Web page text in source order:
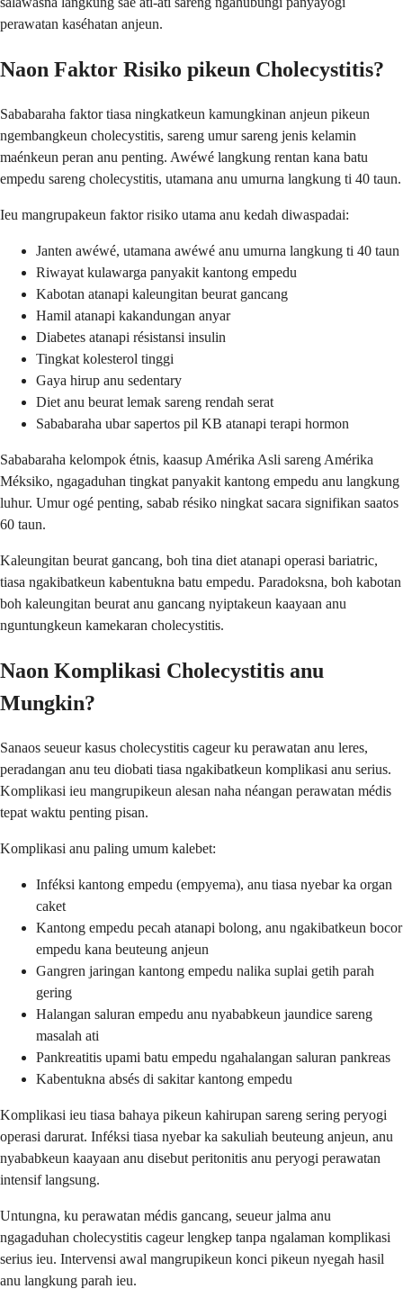
perawatan kaséhatan anjeun.
Naon Faktor Risiko pikeun Cholecystitis?
Sababaraha faktor tiasa ningkatkeun kamungkinan anjeun pikeun
ngembangkeun cholecystitis, sareng umur sareng jenis kelamin
maénkeun peran anu penting. Awéwé langkung rentan kana batu
empedu sareng cholecystitis, utamana anu umurna langkung ti 40 taun.
Ieu mangrupakeun faktor risiko utama anu kedah diwaspadai:
Janten awéwé, utamana awéwé anu umurna langkung ti 40 taun
Riwayat kulawarga panyakit kantong empedu
Kabotan atanapi kaleungitan beurat gancang
Hamil atanapi kakandungan anyar
Diabetes atanapi résistansi insulin
Tingkat kolesterol tinggi
Gaya hirup anu sedentary
Diet anu beurat lemak sareng rendah serat
Sababaraha ubar sapertos pil KB atanapi terapi hormon
Sababaraha kelompok étnis, kaasup Amérika Asli sareng Amérika
Méksiko, ngagaduhan tingkat panyakit kantong empedu anu langkung
luhur. Umur ogé penting, sabab résiko ningkat sacara signifikan saatos
60 taun.
Kaleungitan beurat gancang, boh tina diet atanapi operasi bariatric,
tiasa ngakibatkeun kabentukna batu empedu. Paradoksna, boh kabotan
boh kaleungitan beurat anu gancang nyiptakeun kaayaan anu
nguntungkeun kamekaran cholecystitis.
Naon Komplikasi Cholecystitis anu
Mungkin?
Sanaos seueur kasus cholecystitis cageur ku perawatan anu leres,
peradangan anu teu diobati tiasa ngakibatkeun komplikasi anu serius.
Komplikasi ieu mangrupikeun alesan naha néangan perawatan médis
tepat waktu penting pisan.
Komplikasi anu paling umum kalebet:
Inféksi kantong empedu (empyema), anu tiasa nyebar ka organ
caket
Kantong empedu pecah atanapi bolong, anu ngakibatkeun bocor
empedu kana beuteung anjeun
Gangren jaringan kantong empedu nalika suplai getih parah
gering
Halangan saluran empedu anu nyababkeun jaundice sareng
masalah ati
Pankreatitis upami batu empedu ngahalangan saluran pankreas
Kabentukna absés di sakitar kantong empedu
Komplikasi ieu tiasa bahaya pikeun kahirupan sareng sering peryogi
operasi darurat. Inféksi tiasa nyebar ka sakuliah beuteung anjeun, anu
nyababkeun kaayaan anu disebut peritonitis anu peryogi perawatan
intensif langsung.
Untungna, ku perawatan médis gancang, seueur jalma anu
ngagaduhan cholecystitis cageur lengkep tanpa ngalaman komplikasi
serius ieu. Intervensi awal mangrupikeun konci pikeun nyegah hasil
anu langkung parah ieu.